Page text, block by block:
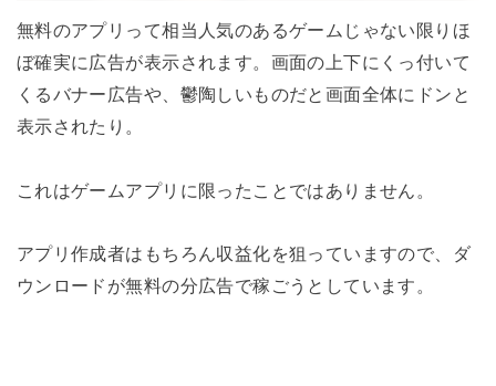
無料のアプリって相当人気のあるゲームじゃない限りほ
ぼ確実に広告が表示されます。画面の上下にくっ付いて
くるバナー広告や、鬱陶しいものだと画面全体にドンと
表示されたり。
これはゲームアプリに限ったことではありません。
アプリ作成者はもちろん収益化を狙っていますので、ダ
ウンロードが無料の分広告で稼ごうとしています。